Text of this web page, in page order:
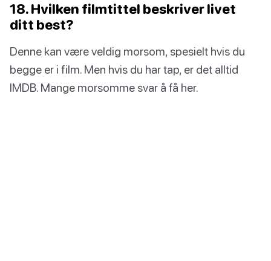
18. Hvilken filmtittel beskriver livet
ditt best?
Denne kan være veldig morsom, spesielt hvis du
begge er i film. Men hvis du har tap, er det alltid
IMDB. Mange morsomme svar å få her.